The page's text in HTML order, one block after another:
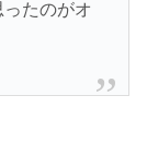
たのがオ